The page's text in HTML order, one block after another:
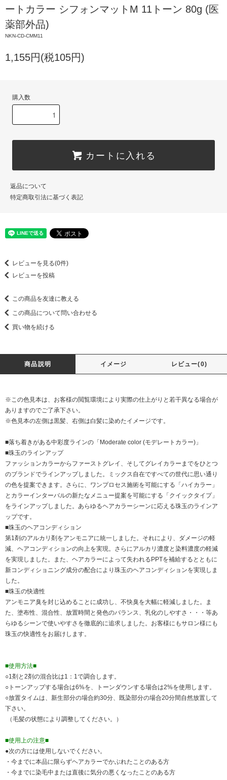
ートカラー シフォンマットM 11トーン 80g (医
薬部外品)
NKN-CD-CMM11
1,155円(税105円)
購入数
カートに入れる
返品について
特定商取引法に基づく表記
レビューを見る(0件)
レビューを投稿
この商品を友達に教える
この商品について問い合わせる
買い物を続ける
商品説明 イメージ レビュー(0)
※この色見本は、お客様の閲覧環境により実際の仕上がりと若干異なる場合が
ありますのでご了承下さい。
※色見本の左側は黒髪、右側は白髪に染めたイメージです。
■落ち着きがある中彩度ラインの「Moderate color (モデレートカラー)」
■珠玉のラインアップ
ファッションカラーからファーストグレイ、そしてグレイカラーまでをひとつ
のブランドでラインアップしました。ミックス自在ですべての世代に思い通り
の色を提案できます。さらに、ワンプロセス施術を可能にする「ハイカラー」
とカラーインターバルの新たなメニュー提案を可能にする「クイックタイプ」
をラインアップしました。あらゆるヘアカラーシーンに応える珠玉のラインア
ップです。
■珠玉のヘアコンディション
第1剤のアルカリ剤をアンモニアに統一しました。それにより、ダメージの軽
減、ヘアコンディションの向上を実現。さらにアルカリ濃度と染料濃度の軽減
を実現しました。また、ヘアカラーによって失われるPPTを補給するとともに
新コンディショニング成分の配合により珠玉のヘアコンディションを実現しま
した。
■珠玉の快適性
アンモニア臭を封じ込めることに成功し、不快臭を大幅に軽減しました。ま
た、塗布性、混合性、放置時間と発色のバランス、乳化のしやすさ・・・等あ
らゆるシーンで使いやすさを徹底的に追求しました。お客様にもサロン様にも
珠玉の快適性をお届けします。
■使用方法■
○1剤と2剤の混合比は1：1で調合します。
○トーンアップする場合は6%を、トーンダウンする場合は2%を使用します。
○放置タイムは、新生部分の場合約30分、既染部分の場合20分間自然放置して
下さい。
（毛髪の状態により調整してください。）
■使用上の注意■
●次の方には使用しないでください。
・今までに本品に限らずヘアカラーでかぶれたことのある方
・今までに染毛中または直後に気分の悪くなったことのある方